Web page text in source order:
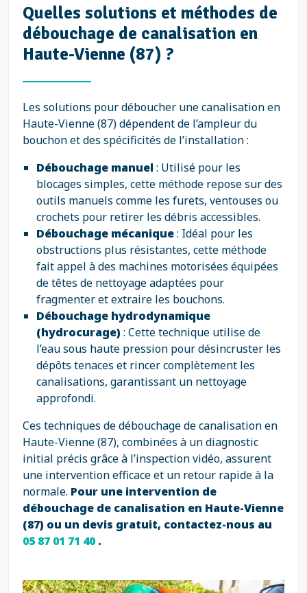
Quelles solutions et méthodes de
débouchage de canalisation en
Haute-Vienne (87) ?
Les solutions pour déboucher une canalisation en
Haute-Vienne (87) dépendent de l’ampleur du
bouchon et des spécificités de l’installation :
Débouchage manuel: Utilisé pour les
blocages simples, cette méthode repose sur des
outils manuels comme les furets, ventouses ou
crochets pour retirer les débris accessibles.
Débouchage mécanique: Idéal pour les
obstructions plus résistantes, cette méthode
fait appel à des machines motorisées équipées
de têtes de nettoyage adaptées pour
fragmenter et extraire les bouchons.
Débouchage hydrodynamique
(hydrocurage) : Cette technique utilise de
l’eau sous haute pression pour désincruster les
dépôts tenaces et rincer complètement les
canalisations, garantissant un nettoyage
approfondi.
Ces techniques de débouchage de canalisation en
Haute-Vienne (87), combinées à un diagnostic
initial précis grâce à l’inspection vidéo, assurent
une intervention efficace et un retour rapide à la
normale. Pour une intervention de
débouchage de canalisation en Haute-Vienne
(87) ou un devis gratuit, contactez-nous au
05 87 01 71 40.